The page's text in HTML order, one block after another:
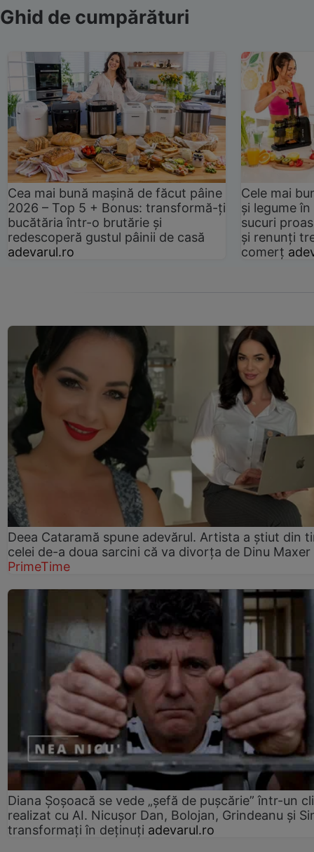
Ghid de cumpărături
Cea mai bună mașină de făcut pâine
2026 – Top 5 + Bonus: transformă-ți
bucătăria într-o brutărie și
redescoperă gustul pâinii de casă
adevarul.ro
Cele mai
și legume
sucuri
și renunți
comerț
Deea Cataramă spune adevărul. Artista a știut din
celei de-a doua sarcini că va divorța de Dinu Maxer
PrimeTime
Diana Șoșoacă se vede „șefă de pușcărie” într-un
realizat cu AI. Nicușor Dan, Bolojan, Grindeanu și
transformați în deținuți adevarul.ro